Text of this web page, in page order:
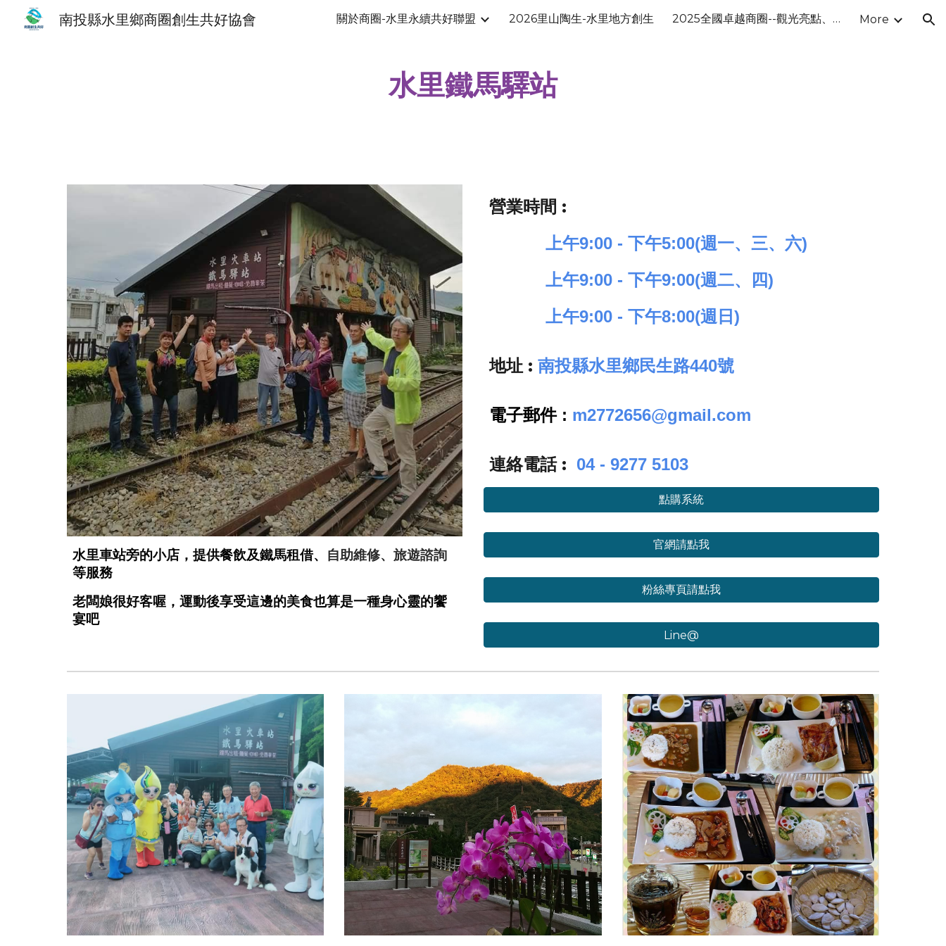
Skip to main content Skip to navigation
南投縣水里鄉商圈創生共好協會 關於商圈-水里永續共好聯盟 2026里山陶生-水里地方創生 2025全國卓越商圈--觀光亮點、2024全國卓越商圈-優勝獎 More
水里鐵馬驛站
水里車站旁的小店，提供餐飲及鐵馬租借、
自助維修、旅遊諮詢
等服務
老闆娘很好客喔，運動後享受這邊的美食也算是一種身心靈的饗
宴吧
營業時間 :
上午9:00 - 下午5:00(週一、三、六)
上午9:00 - 下午9:00(週二、四)
上午9:00 - 下午8:00(週日 )
地址 : 南投縣水里鄉民生路440號
電子郵件 : m2772656@gmail.com
連絡電話 : 04 - 9277 5103
點購系統
官網請點我
粉絲專頁請點我
Line@